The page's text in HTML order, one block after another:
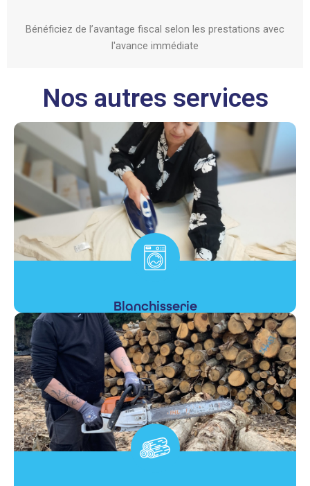
Bénéficiez de l’avantage fiscal selon les prestations avec
l'avance immédiate
Nos autres services
Blanchisserie
En savoir +